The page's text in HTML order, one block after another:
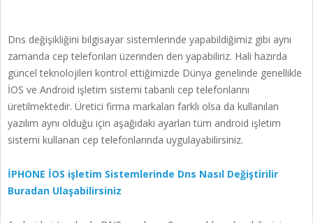
Dns değişikliğini bilgisayar sistemlerinde yapabildiğimiz gibi aynı
zamanda cep telefonları üzerinden den yapabiliriz. Hali hazırda
güncel teknolojileri kontrol ettiğimizde Dünya genelinde genellikle
İOS ve Android işletim sistemi tabanlı cep telefonlarını
üretilmektedir. Üretici firma markaları farklı olsa da kullanılan
yazılım aynı olduğu için aşağıdaki ayarları tüm android işletim
sistemi kullanan cep telefonlarında uygulayabilirsiniz.
İPHONE İOS işletim Sistemlerinde Dns Nasıl Değiştirilir
Buradan Ulaşabilirsiniz